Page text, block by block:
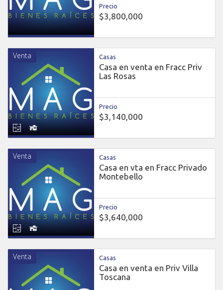
Precio
$3,800,000
Venta Casas
Casa en venta en Fracc Priv
Las Rosas
Precio
$3,140,000
Venta Casas
Casa en vta en Fracc Privado
Montebello
Precio
$3,640,000
Venta Casas
Casa en venta en Priv Villa
Toscana